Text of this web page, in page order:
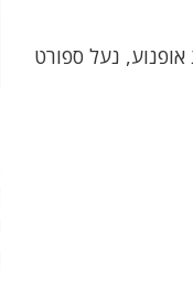
נעל ספורט